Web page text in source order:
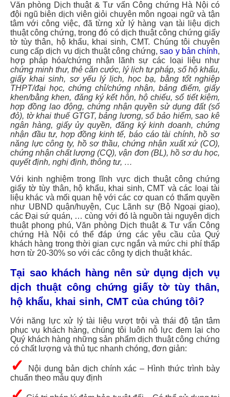
Văn phòng Dịch thuật & Tư vấn Công chứng Hà Nội có
đội ngũ biên dịch viên giỏi chuyên môn ngoại ngữ và tận
tâm với công việc, đã từng xử lý hàng vạn tài liệu dịch
thuật công chứng, trong đó có dịch thuật công chứng giấy
tờ tùy thân, hộ khẩu, khai sinh, CMT. Chúng tôi chuyên
cung cấp dịch vụ dịch thuật công chứng,sao y bản chính,
hợp pháp hóa/chứng nhận lãnh sự các loại liệu như
chứng minh thư, thẻ căn cước, lý lịch tư pháp, sổ hộ khẩu,
giấy khai sinh, sơ yếu lý lịch, học bạ, bằng tốt nghiệp
THPT/đại học, chứng chỉ/chứng nhận, bảng điểm, giấy
khen/bằng khen, đăng ký kết hôn, hộ chiếu, sổ tiết kiệm,
hợp đồng lao động, chứng nhận quyền sử dụng đất (sổ
đỏ), tờ khai thuế GTGT, bảng lương, sổ bảo hiểm, sao kê
ngân hàng, giấy ủy quyền, đăng ký kinh doanh, chứng
nhận đầu tư, hợp đồng kinh tế, báo cáo tài chính, hồ sơ
năng lực công ty, hồ sơ thầu, chứng nhận xuất xứ (CO),
chứng nhận chất lượng (CQ), vận đơn (BL), hồ sơ du học,
quyết định, nghị định, thông tư, …
Với kinh nghiệm trong lĩnh vực dịch thuật công chứng
giấy tờ tùy thân, hộ khẩu, khai sinh, CMT và các loại tài
liệu khác và mối quan hệ với các cơ quan có thẩm quyền
như UBND quận/huyện, Cục Lãnh sự (Bộ Ngoại giao),
các Đại sứ quán, … cùng với đó là nguồn tài nguyên dịch
thuật phong phú, Văn phòng Dịch thuật & Tư vấn Công
chứng Hà Nội có thể đáp ứng các yêu cầu của Quý
khách hàng trong thời gian cực ngắn và mức chi phí thấp
hơn từ 20-30% so với các công ty dịch thuật khác.
Tại sao khách hàng nên sử dụng dịch vụ
dịch thuật công chứng giấy tờ tùy thân,
hộ khẩu, khai sinh, CMT của chúng tôi?
Với năng lực xử lý tài liệu vượt trội và thái độ tận tâm
phục vụ khách hàng, chúng tôi luôn nỗ lực đem lại cho
Quý khách hàng những sản phẩm dịch thuật công chứng
có chất lượng và thủ tục nhanh chóng, đơn giản:
✓
Nội dung bản dịch chính xác – Hình thức trình bày
chuẩn theo mẫu quy định